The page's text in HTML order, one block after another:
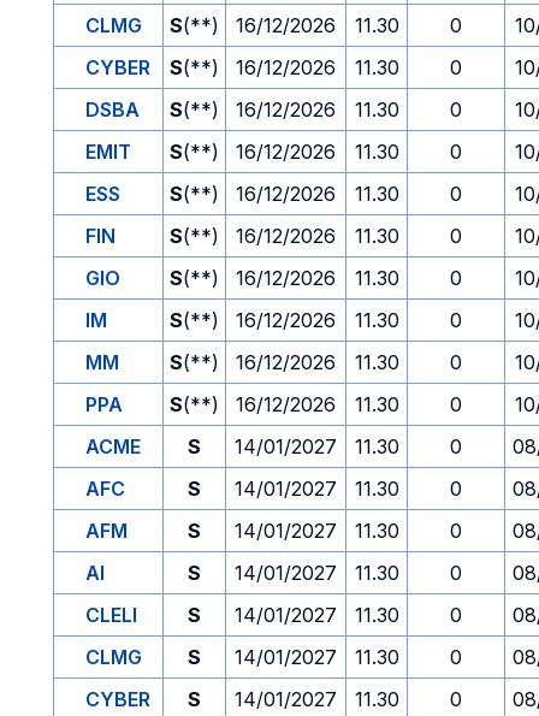
CLMG
S(**) 16/12/2026 11.30 0
CYBER
S(**) 16/12/2026 11.30 0
DSBA
S(**) 16/12/2026 11.30 0
EMIT
S(**) 16/12/2026 11.30 0
ESS
S(**) 16/12/2026 11.30 0
FIN
S(**) 16/12/2026 11.30 0
GIO
S(**) 16/12/2026 11.30 0
IM
S(**) 16/12/2026 11.30 0
MM
S(**) 16/12/2026 11.30 0
PPA
S(**) 16/12/2026 11.30 0
ACME
S 14/01/2027 11.30 0
AFC
S 14/01/2027 11.30 0
AFM
S 14/01/2027 11.30 0
AI
S 14/01/2027 11.30 0
CLELI
S 14/01/2027 11.30 0
CLMG
S 14/01/2027 11.30 0
CYBER
S 14/01/2027 11.30 0